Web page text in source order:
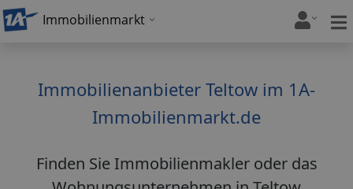
Immobilienmarkt
Immobilienanbieter Teltow im 1A-
Immobilienmarkt.de
Finden Sie Immobilienmakler oder das